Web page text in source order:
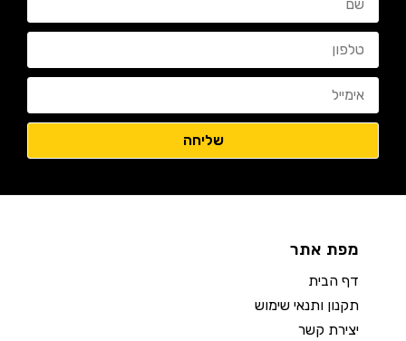
מפת אתר
דף הבית
תקנון ותנאי שימוש
יצירת קשר